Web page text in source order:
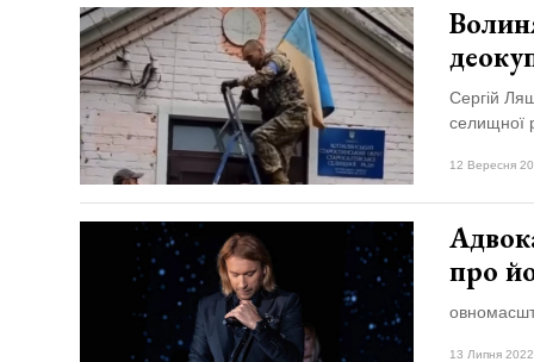
Сергій
селищної
12 Вересня
про
13 Липня